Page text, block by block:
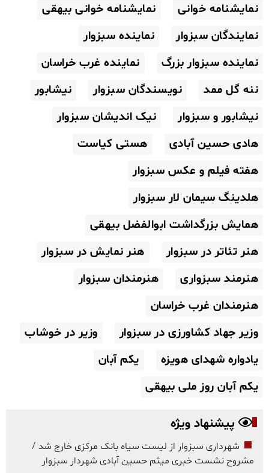
نمایشنامه خوانی
نمایشنامه خوانی بیهقی
نمایندگان سبزوار
نماینده سبزوار
نماینده سبزوار بزرگ
نماینده غرب خراسان
ننه گل ممد
نویسندگان سبزوار
نیشابور
نیشابور و سبزوار
نیک اندیشان سبزوار
هادی حسین آبادی
هستی کیاست
هفته فیلم و عکس سبزوار
هلدینگ سیمان لار سبزوار
همایش بزرگداشت ابوالفضل بیهقی
هنر تئاتر در سبزوار
هنر نمایش در سبزوار
هنرمند سبزواری
هنرمندان سبزوار
هنرمندان غرب خراسان
وزیر جهاد کشاورزی در سبزوار
وزیر در خوشاب
یادواره شهدای هویزه
یکم آبان
یکم آبان روز ملی بیهقی
پیشنهاد ویژه
شهرداری سبزوار از لیست سیاه بانک مرکزی خارج شد /
مشروح نشست خبری میثم حسین آبادی شهردار سبزوار